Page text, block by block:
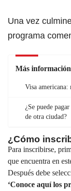
Una vez
programa
Más información
Visa americana:
¿Se puede
de otra ciudad?
¿Cómo
Para inscribirse,
que encuentra en
Después debe
‘Conoce aquí los